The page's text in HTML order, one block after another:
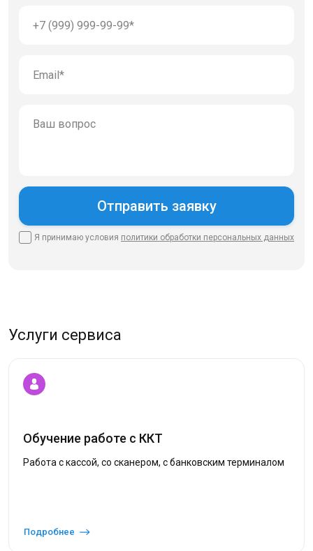
Я принимаю условия политики обработки персональных данных
Услуги сервиса
Обучение работе с ККТ
Работа с кассой, со сканером, с банковским терминалом
Подробнее